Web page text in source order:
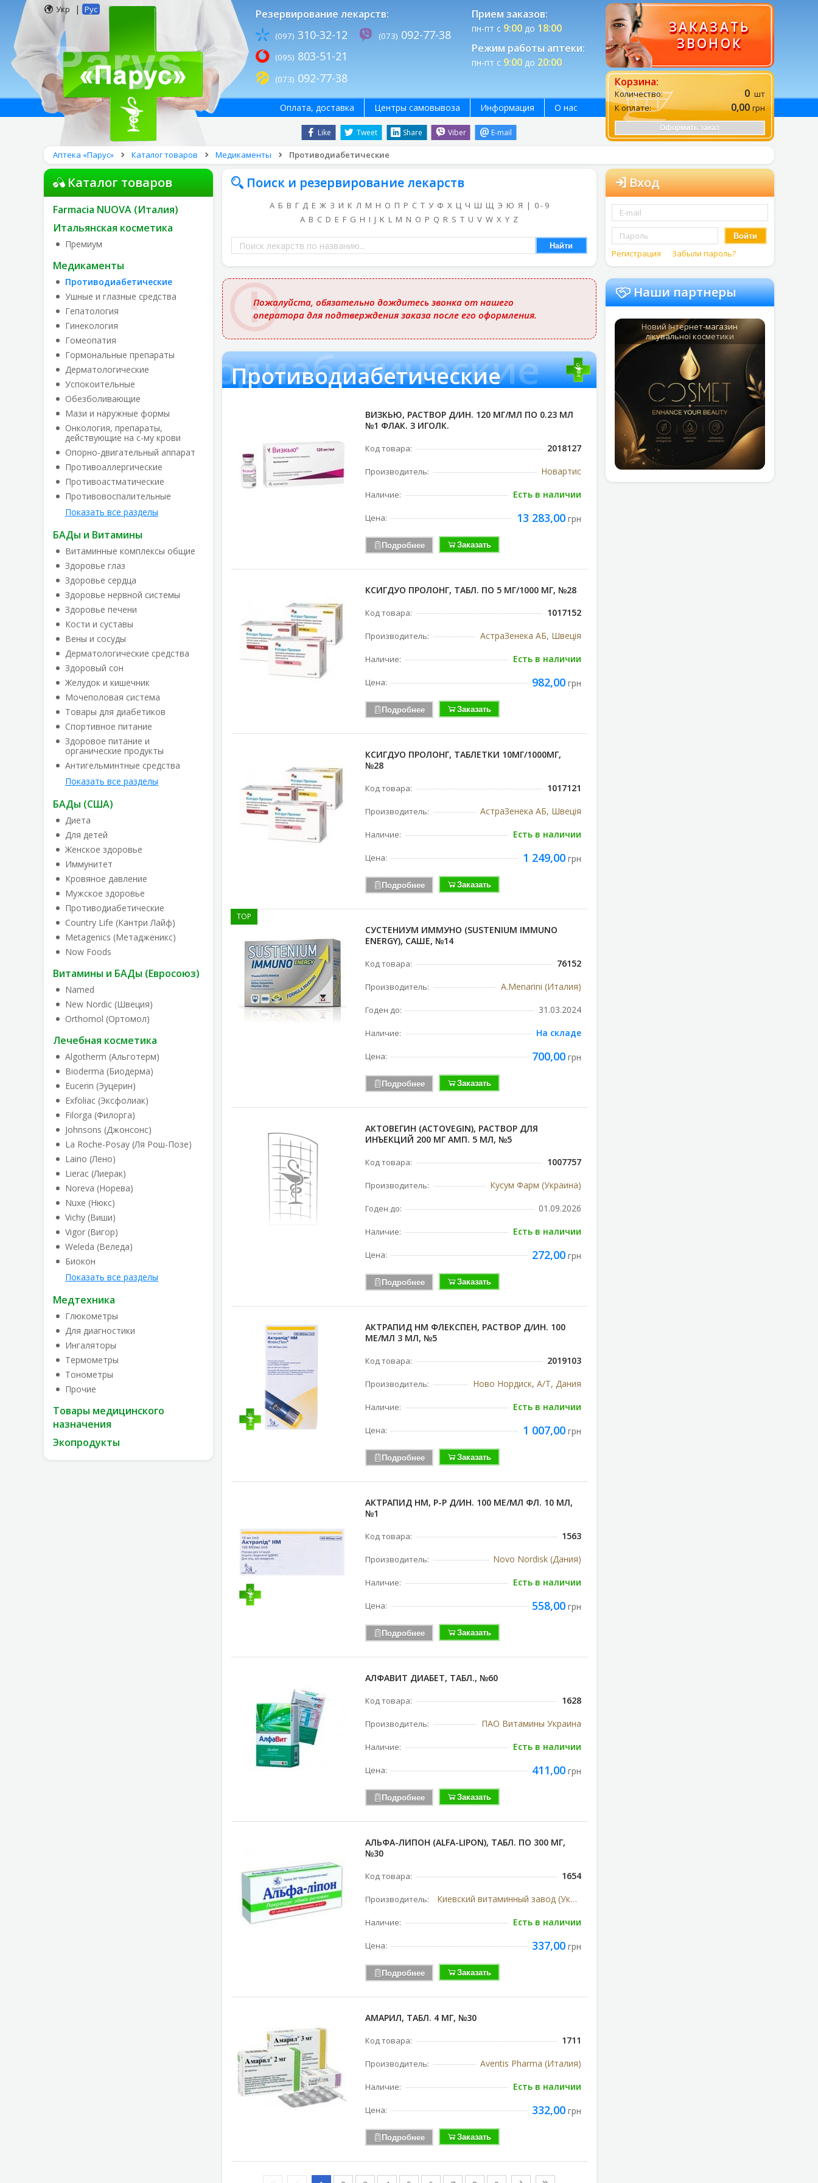
Укр | Рус Резервирование лекарств:
(097) 310-32-12
(095) 803-51-21
(073) 092-77-38
(073) 092-77-38
Прием заказов:
пн-пт с 9:00до 18:00
Режим работы аптеки:
пн-пт с 9:00до 20:00
ЗАКАЗАТЬ
ЗВОНОК
Корзина:
Количество: 0 шт
К оплате:
0,00 грн
Оформить заказ
Like Tweet Share Viber E-mail
Оплата, доставка Центры самовывоза Информация О нас
Аптека «Парус» Каталог товаров Медикаменты Противодиабетические
Каталог товаров
Farmacia NUOVA (Италия)
Итальянская косметика
Премиум
Медикаменты
Противодиабетические
Ушные и глазные средства
Гепатология
Гинекология
Гомеопатия
Гормональные препараты
Дерматологические
Успокоительные
Обезболивающие
Мази и наружные формы
Онкология, препараты,
действующие на с-му крови
Опорно-двигательный аппарат
Противоаллергические
Противоастматические
Противовоспалительные
Показать все разделы
БАДы и Витамины
Витаминные комплексы общие
Здоровье глаз
Здоровье сердца
Здоровье нервной системы
Здоровье печени
Кости и суставы
Вены и сосуды
Дерматологические средства
Здоровый сон
Желудок и кишечник
Мочеполовая система
Товары для диабетиков
Спортивное питание
Здоровое питание и
органические продукты
Антигельминтные средства
Показать все разделы
БАДы (США)
Диета
Для детей
Женское здоровье
Иммунитет
Кровяное давление
Мужское здоровье
Противодиабетические
Country Life (Кантри Лайф)
Metagenics (Метадженикс)
Now Foods
Витамины и БАДы (Евросоюз)
Named
New Nordic (Швеция)
Orthomol (Ортомол)
Лечебная косметика
Algotherm (Альготерм)
Bioderma (Биодерма)
Eucerin (Эуцерин)
Exfoliac (Эксфолиак)
Filorga (Филорга)
Johnsons (Джонсонс)
La Roche-Posay (Ля Рош-Позе)
Laino (Лено)
Lierac (Лиерак)
Noreva (Норева)
Nuxe (Нюкс)
Vichy (Виши)
Vigor (Вигор)
Weleda (Веледа)
Биокон
Показать все разделы
Медтехника
Глюкометры
Для диагностики
Ингаляторы
Термометры
Тонометры
Прочие
Товары медицинского
назначения
Экопродукты
Поиск и резервирование лекарств
А Б В Г Д Е Ж З И К Л М Н О П Р С Т У Ф Х Ц Ч Ш Щ Э Ю Я | 0 - 9
A B C D E F G H I J K L M N O P Q R S T U V W X Y Z
Поиск
лекарств
по
названию
Найти
Пожалуйста, обязательно дождитесь звонка от нашего
оператора для подтверждения заказа после его оформления.
Противодиабетические
Противодиабетические
ВИЗКЬЮ, РАСТВОР Д/ИН. 120 МГ/МЛ ПО 0.23 МЛ
№1 ФЛАК. З ИГОЛК.
Код товара: 2018127
Производитель: Новартис
Наличие: Есть в наличии
Цена: 13 283,00грн
Подробнее Заказать
КСИГДУО ПРОЛОНГ, ТАБЛ. ПО 5 МГ/1000 МГ, №28
Код товара: 1017152
Производитель: АстраЗенека АБ, Швеція
Наличие: Есть в наличии
Цена: 982,00грн
Подробнее Заказать
КСИГДУО ПРОЛОНГ, ТАБЛЕТКИ 10МГ/1000МГ,
№28
Код товара: 1017121
Производитель: АстраЗенека АБ, Швеція
Наличие: Есть в наличии
Цена: 1 249,00грн
Подробнее Заказать
СУСТЕНИУМ ИММУНО (SUSTENIUM IMMUNO
ENERGY), САШЕ, №14
Код товара: 76152
Производитель: A.Menarini (Италия)
Годен до: 31.03.2024
Наличие: На складе
Цена: 700,00грн
Подробнее Заказать
TOP
АКТОВЕГИН (ACTOVEGIN), РАСТВОР ДЛЯ
ИНЪЕКЦИЙ 200 МГ АМП. 5 МЛ, №5
Код товара: 1007757
Производитель: Кусум Фарм (Украина)
Годен до: 01.09.2026
Наличие: Есть в наличии
Цена: 272,00грн
Подробнее Заказать
АКТРАПИД HM ФЛЕКСПЕН, РАСТВОР Д/ИН. 100
МЕ/МЛ 3 МЛ, №5
Код товара: 2019103
Производитель: Ново Нордиск, А/Т, Дания
Наличие: Есть в наличии
Цена: 1 007,00грн
Подробнее Заказать
АКТРАПИД НМ, Р-Р Д/ИН. 100 МЕ/МЛ ФЛ. 10 МЛ,
№1
Код товара: 1563
Производитель: Novo Nordisk (Дания)
Наличие: Есть в наличии
Цена: 558,00грн
Подробнее Заказать
АЛФАВИТ ДИАБЕТ, ТАБЛ., №60
Код товара: 1628
Производитель: ПАО Витамины Украина
Наличие: Есть в наличии
Цена: 411,00грн
Подробнее Заказать
АЛЬФА-ЛИПОН (ALFA-LIPON), ТАБЛ. ПО 300 МГ,
№30
Код товара: 1654
Производитель: Киевский витаминный завод (Украина)
Наличие: Есть в наличии
Цена: 337,00грн
Подробнее Заказать
АМАРИЛ, ТАБЛ. 4 МГ, №30
Код товара: 1711
Производитель: Aventis Pharma (Италия)
Наличие: Есть в наличии
Цена: 332,00грн
Подробнее Заказать
Вход
Войти
Регистрация Забыли пароль?
Наши партнеры
Новий Інтернет-магазин
лікувальної косметики